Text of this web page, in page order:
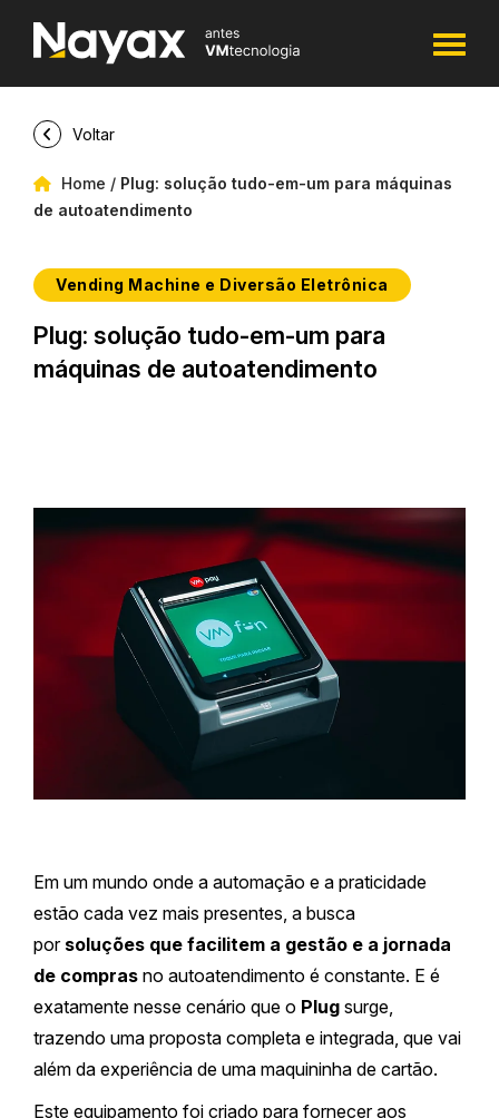
Home / Plug: solução tudo-em-um para máquinas
de autoatendimento
Voltar
Vending Machine e Diversão Eletrônica
Plug: solução tudo-em-um para
máquinas de autoatendimento
Em um mundo onde a automação e a praticidade
estão cada vez mais presentes, a busca
porsoluções que facilitem a gestão e a jornada
de compras no autoatendimento é constante. E é
exatamente nesse cenário que o Plug surge,
trazendo uma proposta completa e integrada, que vai
além da experiência de uma maquininha de cartão.
Este equipamento foi criado para fornecer aos